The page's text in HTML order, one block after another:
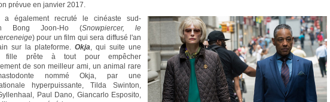
prévue en janvier 2017.
a également recruté le cinéaste sud-
Bong Joon-Ho (Snowpiercer, le
) pour un film qui sera diffusé l'an
sur la plateforme. Okja, qui suite une
fille prête à tout pour empêcher
de son meilleur ami, un animal rare
nommé Okja, par une
hyperpuissante, Tilda Swinton,
Paul Dano, Giancarlo Esposito,